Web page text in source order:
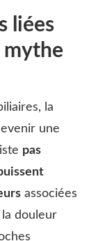
liées
mythe
la
une
pas
associées
la douleur